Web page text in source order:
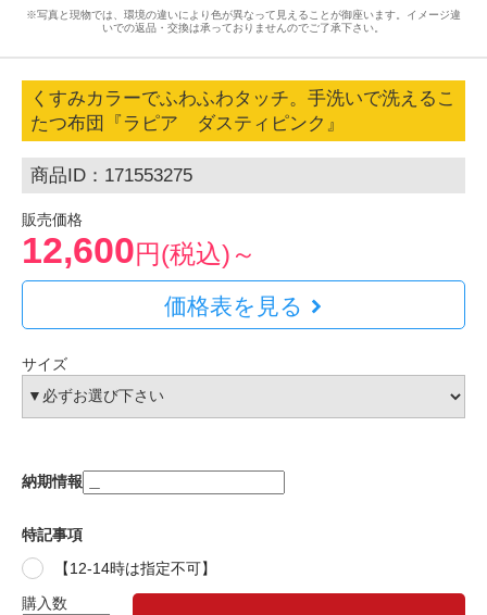
※写真と現物では、環境の違いにより色が異なって見えることが御座います。イメージ違
いでの返品・交換は承っておりませんのでご了承下さい。
くすみカラーでふわふわタッチ。手洗いで洗えるこ
たつ布団『ラピア ダスティピンク』
商品ID：171553275
販売価格
12,600円(税込)～
価格表を見る
サイズ
納期情報
特記事項
【12-14時は指定不可】
購入数